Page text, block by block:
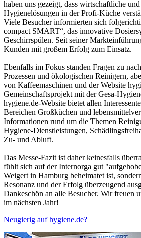
haben uns gezeigt, dass wirtschaftliche
Hygienelösungen in der Profi-Küche
Viele Besucher informierten sich
compact SMART“, das innovative
Geschirrspülen. Seit seiner
Kunden mit großem Erfolg zum Einsatz.
Ebenfalls im Fokus standen Fragen zu
Prozessen und ökologischen Reinigern,
von Kaffeemaschinen und der Website
Gemeinschaftsprojekt mit der Gesa-
hygiene.de-Website bietet allen
Bereichen Großküchen und
Informationen rund um die Themen
Hygiene-Dienstleistungen,
Zu- und Abluft.
Das Messe-Fazit ist daher keinesfalls
fühlt sich auf der Internorga gut
Weigert in Hamburg beheimatet ist,
Resonanz und der Erfolg überzeugend
Dankeschön an alle Besucher. Wir freuen
im nächsten Jahr!
Neugierig auf hygiene.de?